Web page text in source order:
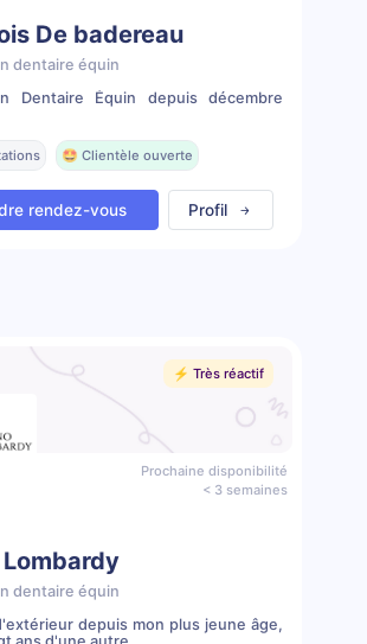
De badereau
dentaire équin
Dentaire Équin depuis décembre
🤩 Clientèle ouverte
rendez-vous Profil
⚡️ Très réactif
Prochaine disponibilité
< 3 semaines
dentaire équin
depuis mon plus jeune âge,